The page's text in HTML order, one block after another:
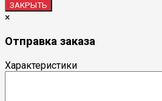
ЗАКРЫТЬ
×
Отправка заказа
Характеристики